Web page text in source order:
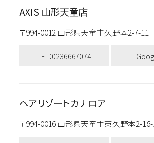
AXIS 山形天童店
〒994-0012 山形県天童市久野本2-7-11
TEL：0236667074
ヘアリゾートカナロア
〒994-0016 山形県天童市東久野本2-16-